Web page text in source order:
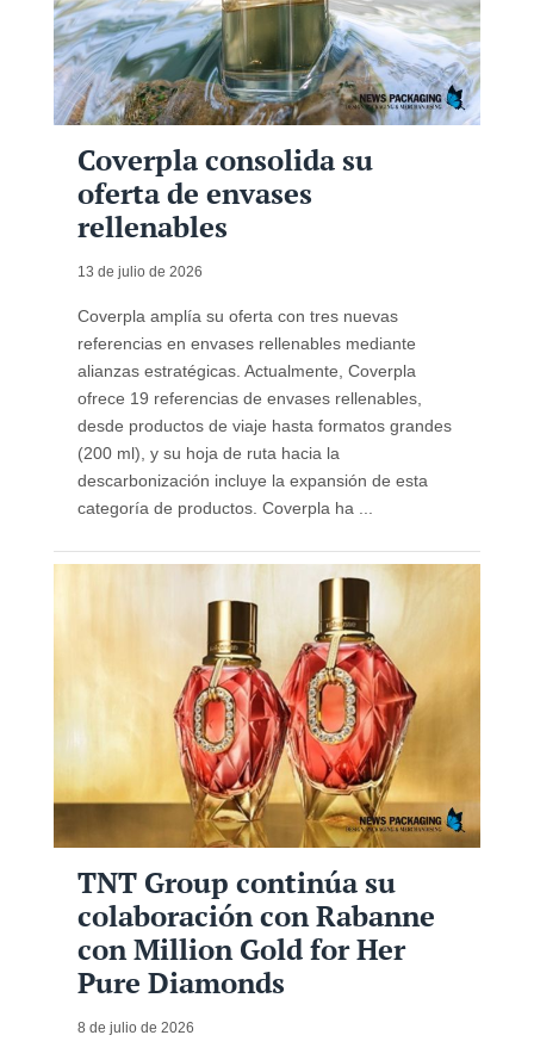
Coverpla consolida su
oferta de envases
rellenables
13 de julio de 2026
Coverpla amplía su oferta con tres nuevas
referencias en envases rellenables mediante
alianzas estratégicas. Actualmente, Coverpla
ofrece 19 referencias de envases rellenables,
desde productos de viaje hasta formatos grandes
(200 ml), y su hoja de ruta hacia la
descarbonización incluye la expansión de esta
categoría de productos. Coverpla ha ...
TNT Group continúa su
colaboración con Rabanne
con Million Gold for Her
Pure Diamonds
8 de julio de 2026